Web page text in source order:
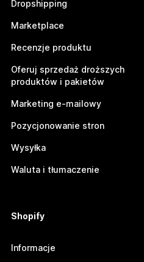
Dropshipping
Marketplace
Recenzje produktu
Oferuj sprzedaż droższych
produktów i pakietów
Marketing e-mailowy
Pozycjonowanie stron
Wysyłka
Waluta i tłumaczenie
Shopify
Informacje